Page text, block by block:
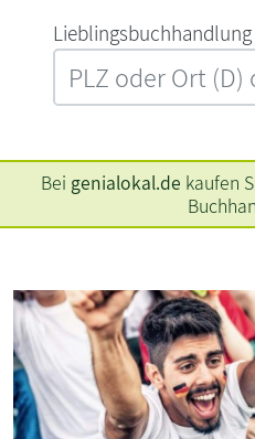
Bei genialokal.de kaufen